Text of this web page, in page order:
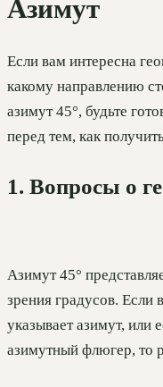
Азимут
Если вам интересна
какому направлению
азимут 45°, будьте
перед тем, как
1. Вопросы о
Азимут 45°
зрения градусов. Если
указывает азимут, или
азимутный флюгер, то